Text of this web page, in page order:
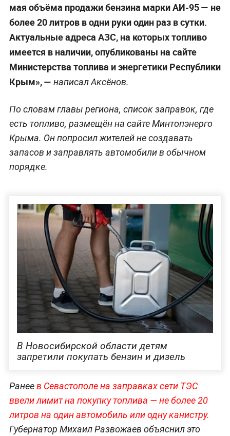
мая объёма продажи бензина марки АИ-95 — не
более 20 литров в одни руки один раз в сутки.
Актуальные адреса АЗС, на которых топливо
имеется в наличии, опубликованы на сайте
Министерства топлива и энергетики Республики
Крым», — написал Аксёнов.
По словам главы региона, список заправок, где
есть топливо, размещён на сайте Минтопэнерго
Крыма. Он попросил жителей не создавать
запасов и заправлять автомобили в обычном
порядке.
В Новосибирской области детям
запретили покупать бензин и дизель
Ранеев Севастополе на заправках сети ТЭС
ввели лимит на покупку топлива — не более 20
литров на один автомобиль или одну канистру.
Губернатор Михаил Развожаев объяснил это